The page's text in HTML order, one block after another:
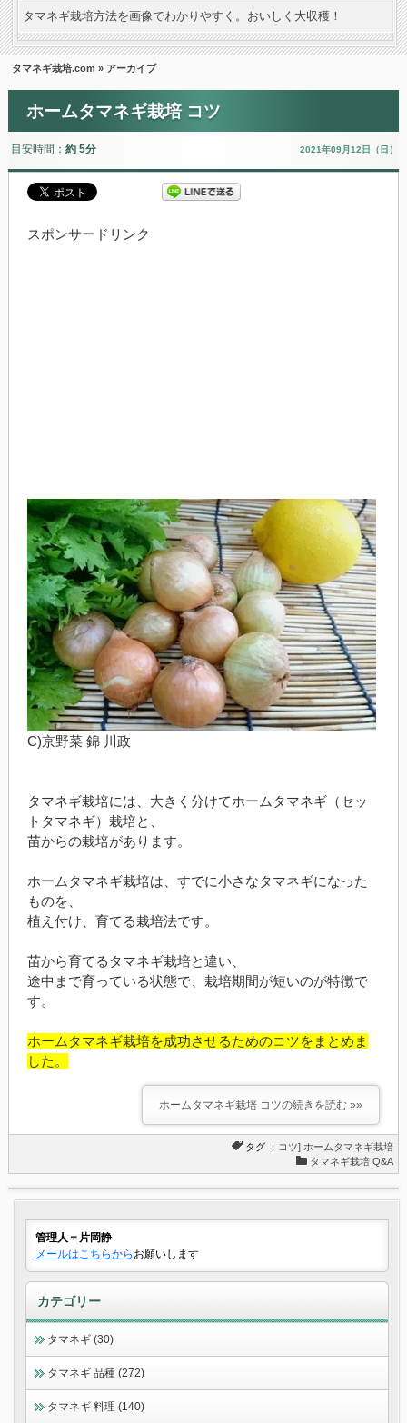
タマネギ栽培方法を画像でわかりやすく。おいしく大収穫！
タマネギ栽培.com » アーカイブ
ホームタマネギ栽培 コツ
目安時間： 約 5分 2021年09月12日（日）
スポンサードリンク
C)京野菜 錦 川政
タマネギ栽培には、大きく分けてホームタマネギ（セッ
トタマネギ）栽培と、
苗からの栽培があります。
ホームタマネギ栽培は、すでに小さなタマネギになった
ものを、
植え付け、育てる栽培法です。
苗から育てるタマネギ栽培と違い、
途中まで育っている状態で、栽培期間が短いのが特徴で
す。
ホームタマネギ栽培を成功させるためのコツをまとめま
した。
ホームタマネギ栽培 コツの続きを読む »»
タグ ： コツ] ホームタマネギ栽培
タマネギ栽培 Q&A
管理人＝片岡静
メールはこちらから お願いします
カテゴリー
タマネギ (30)
タマネギ 品種 (272)
タマネギ 料理 (140)